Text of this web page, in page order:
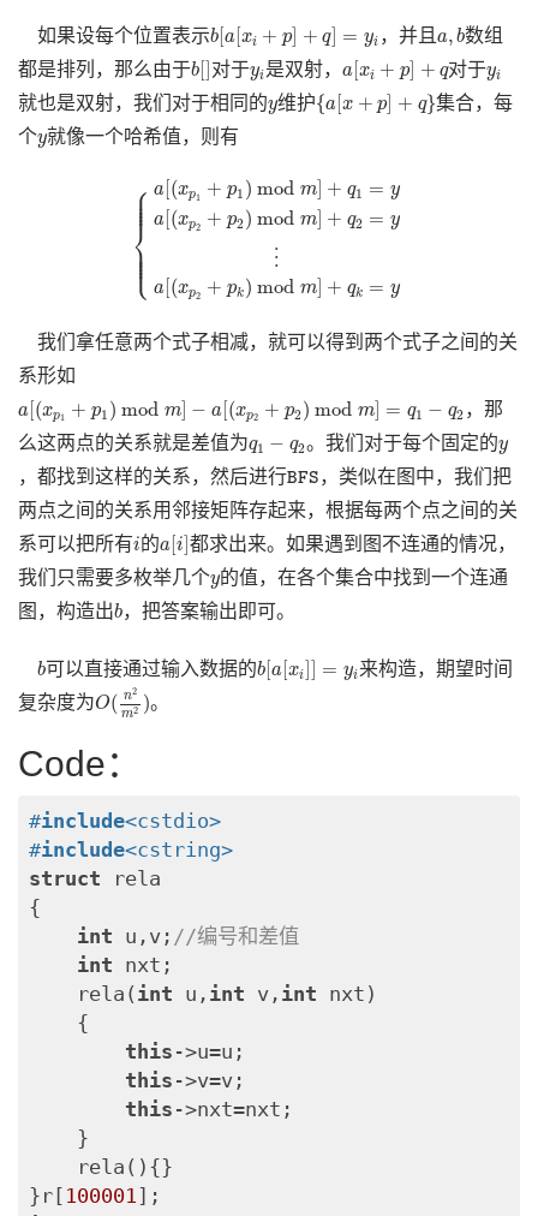
如果设每个位置表示b[a[xi + p] + q] = yi
b [ [x p q = i ，并且 a, b
a, b 数组
都是排列，那么由于b[]
b []对于yi
yi是双射， a[xi + p] + q
[x p q 对于yi
yi
就也是双射，我们对于相同的y
y维护{a[x + p] + q}
{ [x p +q }
集合，每
个y
y就像一个哈希值，则有
⎧
⎪
⎪
⎪
⎪
⎪
⎨
⎪
⎪
⎪ ⎪ ⎪⎩
a[ (xp1 + p1 ) mod m] + q1 = y
a[ (xp2 + p2) mod m] + q2 = y
⋮
a[ (xp2 + pk ) mod m] + qk = y
xp 1 mod +q = a
我们拿任意两个式子相减，就可以得到两个式子之间的关
系形如
a[(xp1 + p1 ) mod m] − a[(xp2 + p2) mod m] = q1 − q2
[(x p mod ] [( +p mod ] −q
，那
么这两点的关系就是差值为q1 − q2
q 2 。我们对于每个固定的y
y
，都找到这样的关系，然后进行BFS
BFS，类似在图中，我们把
两点之间的关系用邻接矩阵存起来，根据每两个点之间的关
系可以把所有i
i的a[i]
[i] 都求出来。如果遇到图不连通的情况，
我们只需要多枚举几个y
y的值，在各个集合中找到一个连通
图，构造出b
b，把答案输出即可。
b
b可以直接通过输入数据的b[a[xi]] = yi
b [ [x ]]=
来构造，期望时间
复杂度为O( n2
m2 )
n2m
。
Code：
#include<cstdio>
#include<cstring>
struct rela
{
int u,v; //编号和差值
int nxt;
    rela(
int u, int v, int nxt)
this ->u=u;
this ->v=v;
this ->nxt=nxt;
}r[ 100001